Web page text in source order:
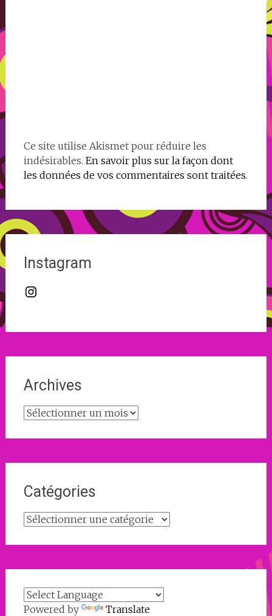
Ce site utilise Akismet pour réduire les
indésirables. En savoir plus sur la façon dont
les données de vos commentaires sont traitées.
Instagram
Instagram
Archives
Archives
Catégories
Catégories
Powered by Translate